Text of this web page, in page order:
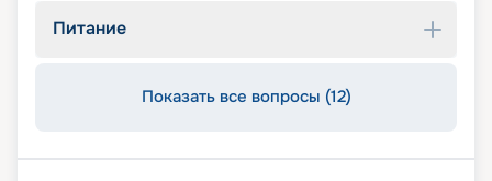
Питание
Показать все вопросы (12)